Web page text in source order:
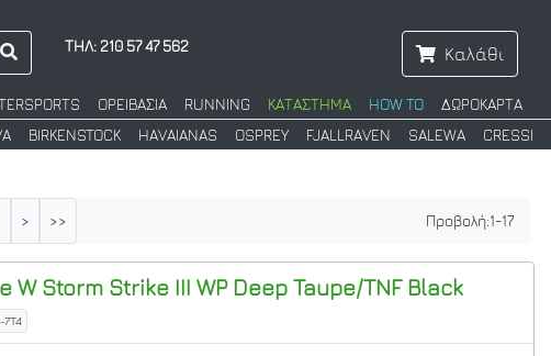
ΤΗΛ: 210 57 47 562 Καλάθι
ΟΡΕΙΒΑΣΙΑ RUNNING ΚΑΤΑΣΤΗΜΑ HOW TO
ΔΩΡΟΚΑΡΤΑ
BIRKENSTOCK HAVAIANAS OSPREY FJALLRAVEN SALEWA CRESSI
> >> Προβολή:1-17
W Storm Strike III WPDeep Taupe/TNF Black
7T4